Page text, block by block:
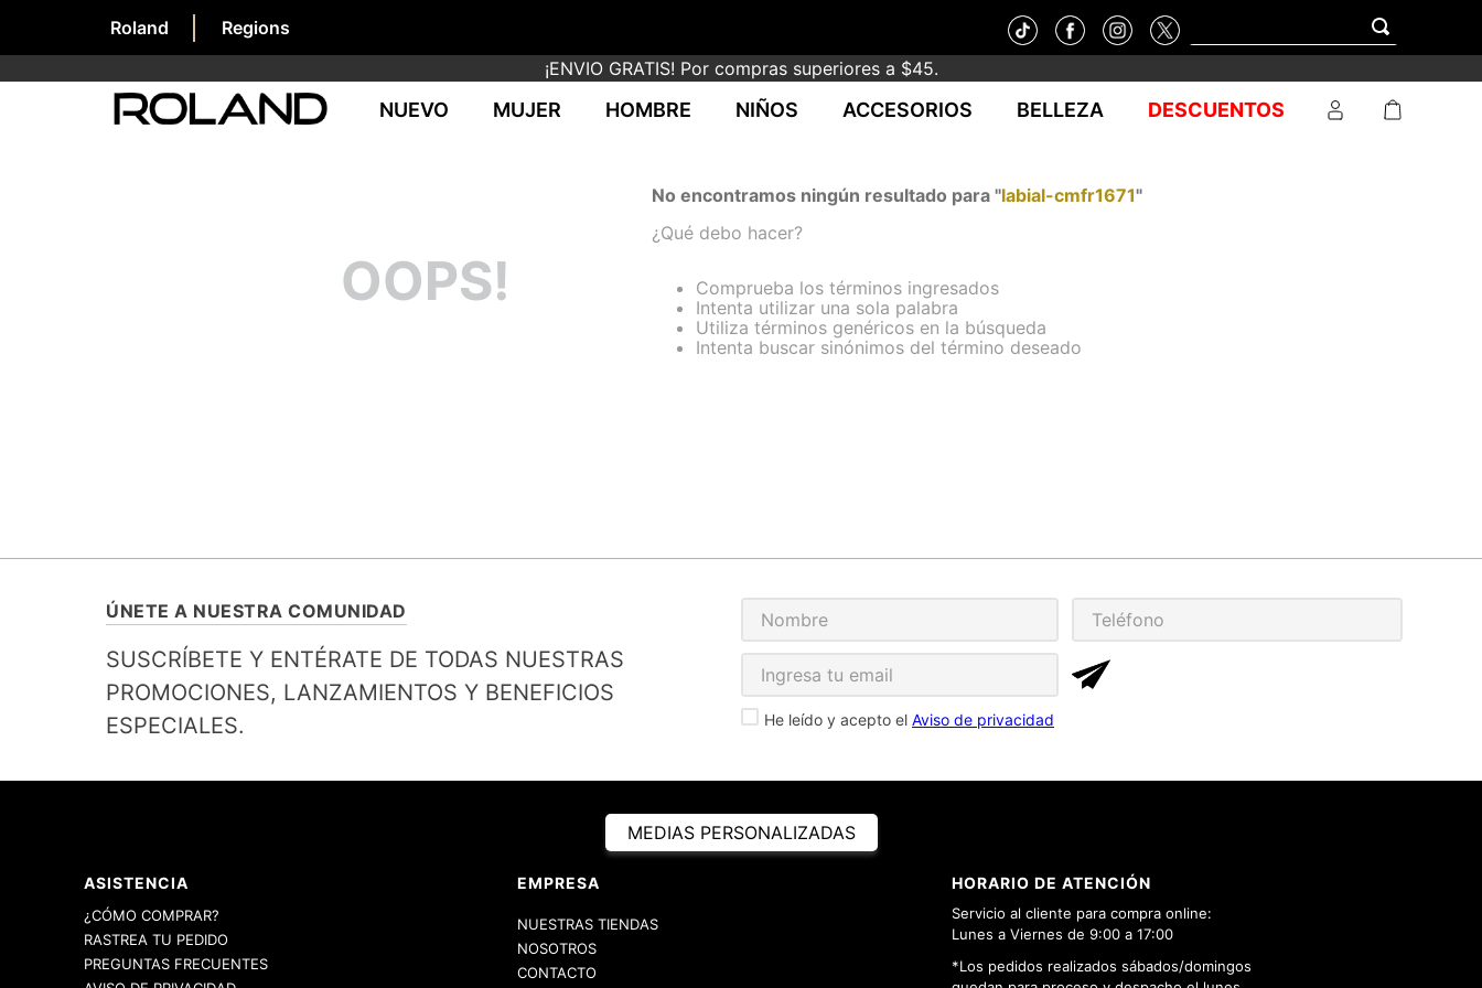
Roland
Regions
¡ENVIO GRATIS! Por compras superiores a $45.
NUEVO MUJER HOMBRE NIÑOS ACCESORIOS BELLEZA DESCUENTOS
OOPS!
No encontramos ningún resultado para "labial-cmfr1671"
¿Qué debo hacer?
Comprueba los términos ingresados
Intenta utilizar una sola palabra
Utiliza términos genéricos en la búsqueda
Intenta buscar sinónimos del término deseado
ÚNETE A NUESTRA COMUNIDAD
SUSCRÍBETE Y ENTÉRATE DE TODAS NUESTRAS
PROMOCIONES, LANZAMIENTOS Y BENEFICIOS
ESPECIALES.
He leído y acepto el Aviso de privacidad
MEDIAS PERSONALIZADAS
ASISTENCIA
¿CÓMO COMPRAR?
RASTREA TU PEDIDO
PREGUNTAS FRECUENTES
EMPRESA
NUESTRAS TIENDAS
NOSOTROS
CONTACTO
HORARIO DE ATENCIÓN
Servicio al cliente para compra online:
Lunes a Viernes de 9:00 a 17:00
*Los pedidos realizados sábados/domingos